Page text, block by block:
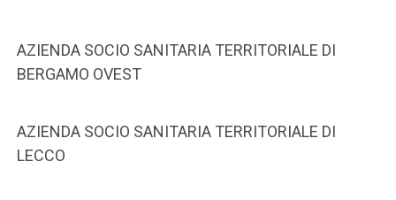
AZIENDA SOCIO SANITARIA TERRITORIALE DI
BERGAMO OVEST
AZIENDA SOCIO SANITARIA TERRITORIALE DI
LECCO